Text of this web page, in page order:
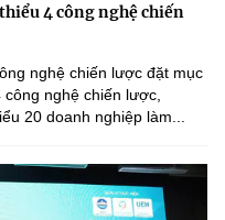
4 công nghệ chiến
nghệ chiến lược đặt mục
nghệ chiến lược,
20 doanh nghiệp làm...